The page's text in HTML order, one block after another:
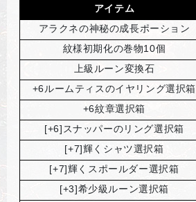
アイテム
アラクネの神秘の成長ポーション
紋様初期化の巻物10個
上級ルーン変換石
+6ルームティスのイヤリング選択箱
+6紋章選択箱
[+6] スナッパーのリング選択箱
[+7]輝くシャツ選択箱
[+7]輝くスポールダー選択箱
[+3]希少級ルーン選択箱